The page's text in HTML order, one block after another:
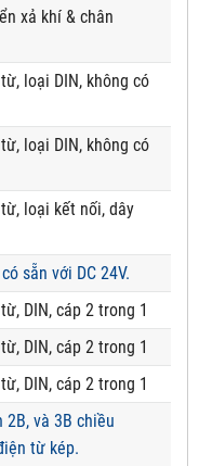
xả khí & chân
loại DIN, không có
loại DIN, không có
loại kết nối, dây
sẵn với DC 24V.
DIN, cáp 2 trong 1
DIN, cáp 2 trong 1
DIN, cáp 2 trong 1
2B, và 3B chiều
từ kép.